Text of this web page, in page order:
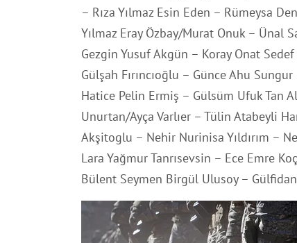
– Rıza Yılmaz Esin Eden – Rümeysa
Yılmaz Eray Özbay/Murat Onuk – Ünal
Gezgin Yusuf Akgün – Koray Onat
Gülşah Fırıncıoğlu – Günce Ahu
Hatice Pelin Ermiş – Gülsüm Ufuk Tan
Unurtan/Ayça Varlıer – Tülin Atabeyli
Akşitoglu – Nehir Nurinisa Yıldırım –
Lara Yağmur Tanrısevsin – Ece Emre
Bülent Seymen Birgül Ulusoy – Gülfidan